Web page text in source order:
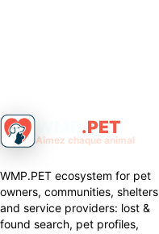
.PET
Aimez chaque animal
WMP.PET ecosystem for pet
owners, communities, shelters
and service providers: lost &
found search, pet profiles,